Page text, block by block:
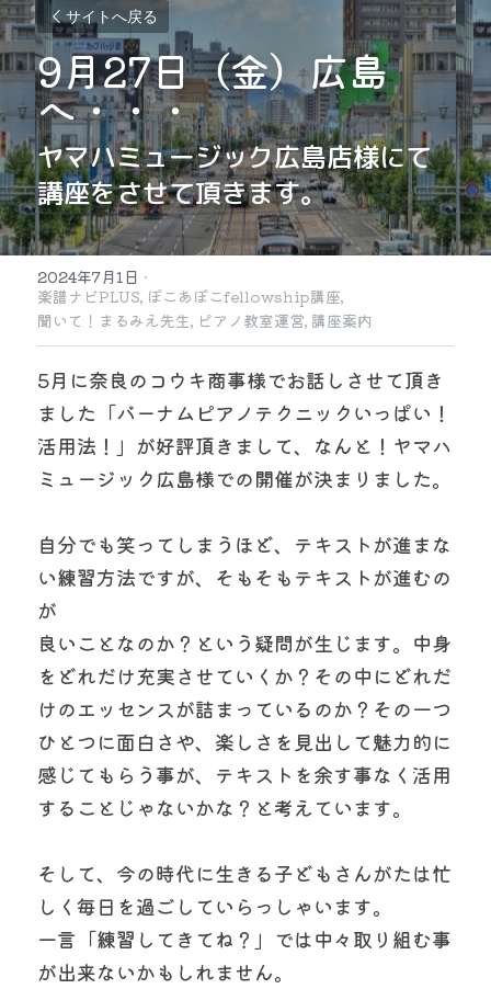
サイトへ戻る
9月27日（金）広島
へ・・・
ヤマハミュージック広島店様にて
講座をさせて頂きます。
2024年7月1日 ·
楽譜ナビPLUS, ぽこあぽこfellowship講座,
聞いて！まるみえ先生, ピアノ教室運営, 講座案内
5月に奈良のコウキ商事様でお話しさせて頂き
ました「バーナムピアノテクニックいっぱい！
活用法！」が好評頂きまして、なんと！ヤマハ
ミュージック広島様での開催が決まりました。
自分でも笑ってしまうほど、テキストが進まな
い練習方法ですが、そもそもテキストが進むの
が
良いことなのか？という疑問が生じます。中身
をどれだけ充実させていくか？その中にどれだ
けのエッセンスが詰まっているのか？その一つ
ひとつに面白さや、楽しさを見出して魅力的に
感じてもらう事が、テキストを余す事なく活用
することじゃないかな？と考えています。
そして、今の時代に生きる子どもさんがたは忙
しく毎日を過ごしていらっしゃいます。
一言「練習してきてね？」では中々取り組む事
が出来ないかもしれません。